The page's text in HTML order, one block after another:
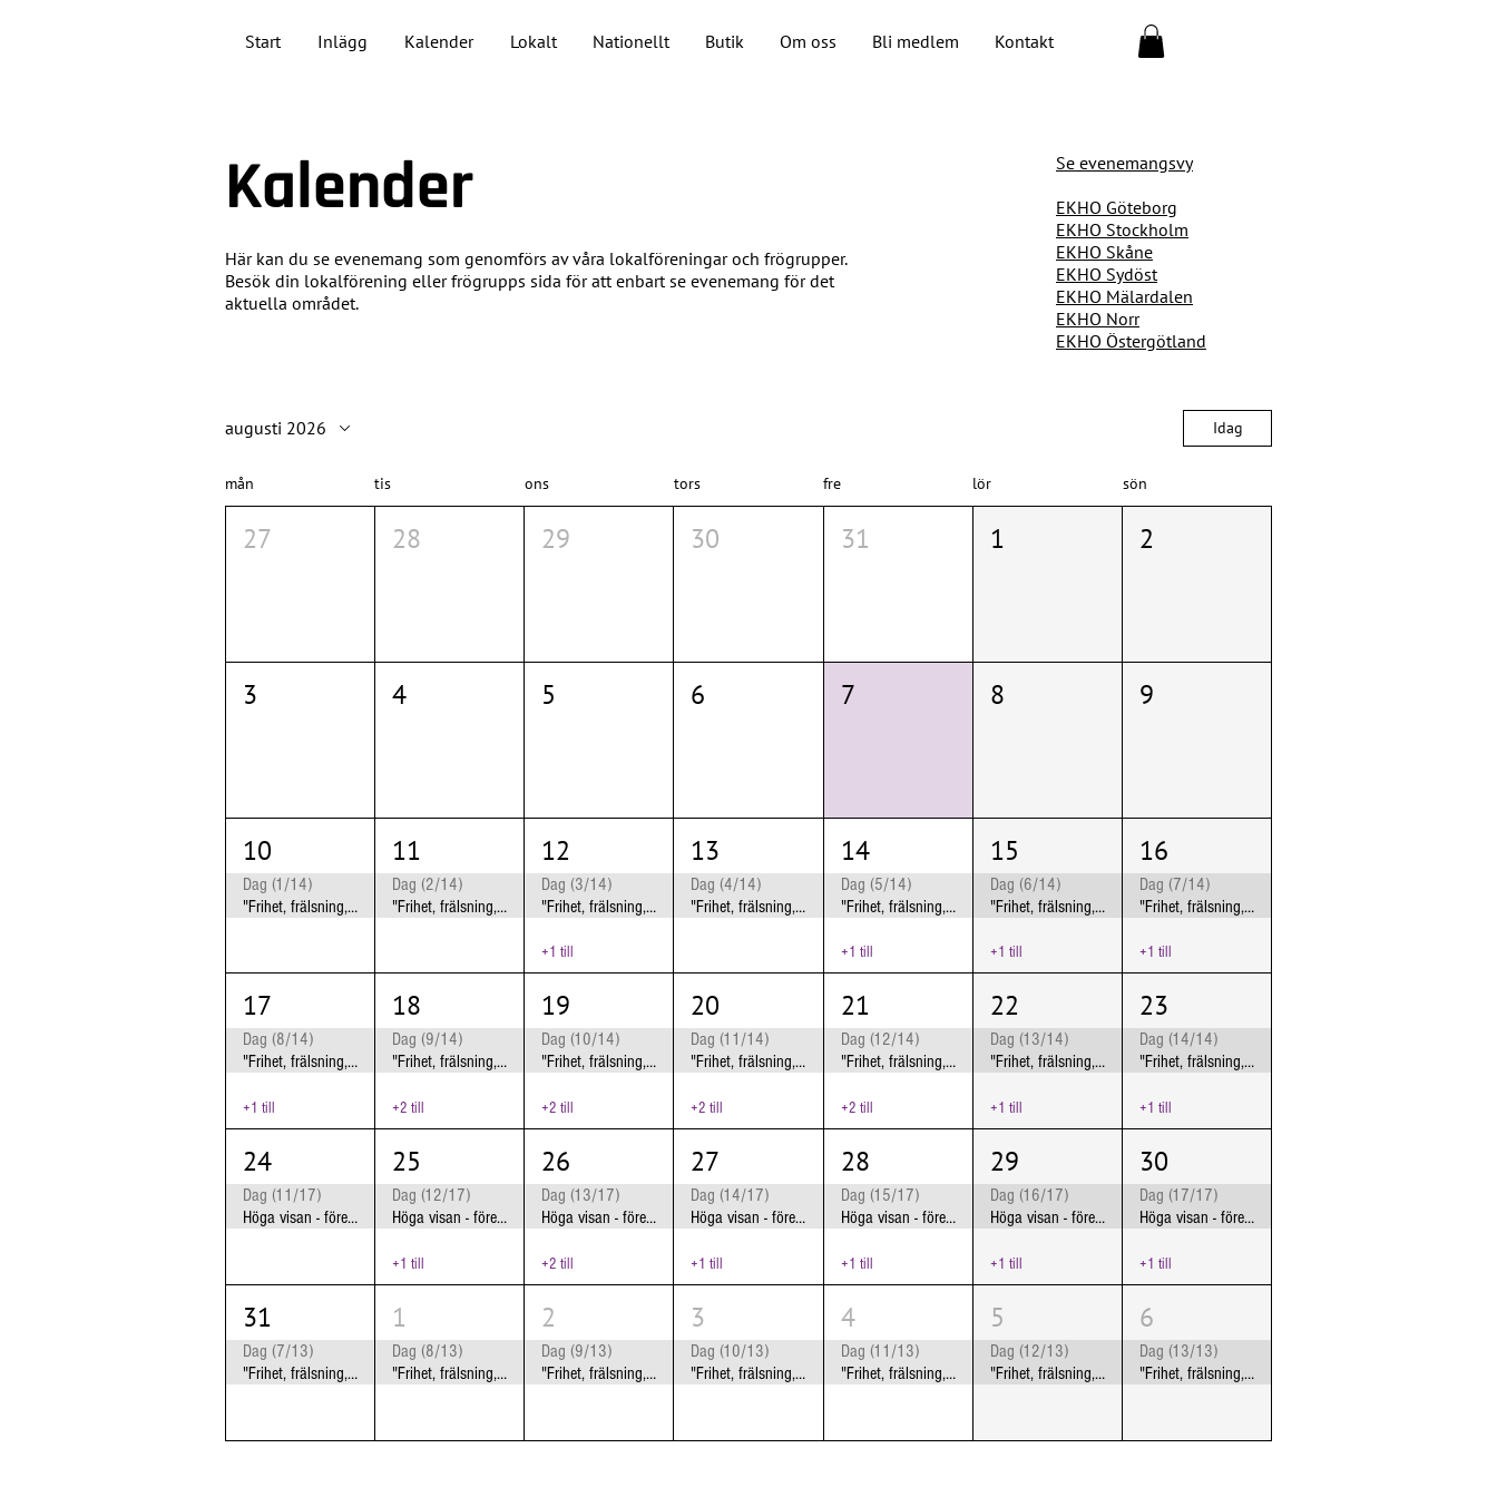
Start Inlägg Kalender Lokalt Nationellt Butik Om oss Bli medlem Kontakt
Kalender
Här kan du se evenemang som genomförs av våra lokalföreningar och frögrupper.
Besök din lokalförening eller frögrupps sida för att enbart se evenemang för det
aktuella området.
Se evenemangsvy
EKHO Göteborg
EKHO Stockholm
EKHO Skåne
EKHO Sydöst
EKHO Mälardalen
EKHO Norr
EKHO Östergötland
augusti 2026 Idag
mån tis ons tors fre lör sön
27 28 29 30 31 1 2
3 4 5 6 7 8 9
10
Dag (1/14)
"Frihet, frälsning, frigörelse" Jönköping
11
Dag (2/14)
"Frihet, frälsning, frigörelse" Jönköping
12
Dag (3/14)
"Frihet, frälsning, frigörelse" Jönköping
+1 till
13
Dag (4/14)
"Frihet, frälsning, frigörelse" Jönköping
14
Dag (5/14)
"Frihet, frälsning, frigörelse" Jönköping
+1 till
15
Dag (6/14)
"Frihet, frälsning, frigörelse" Jönköping
+1 till
16
Dag (7/14)
"Frihet, frälsning, frigörelse" Jönköping
+1 till
17
Dag (8/14)
"Frihet, frälsning, frigörelse" Jönköping
+1 till
18
Dag (9/14)
"Frihet, frälsning, frigörelse" Jönköping
+2 till
19
Dag (10/14)
"Frihet, frälsning, frigörelse" Jönköping
+2 till
20
Dag (11/14)
"Frihet, frälsning, frigörelse" Jönköping
+2 till
21
Dag (12/14)
"Frihet, frälsning, frigörelse" Jönköping
+2 till
22
Dag (13/14)
"Frihet, frälsning, frigörelse" Jönköping
+1 till
23
Dag (14/14)
"Frihet, frälsning, frigörelse" Jönköping
+1 till
24
Dag (11/17)
Höga visan - föreställning om lesbisk kärlek
25
Dag (12/17)
Höga visan - föreställning om lesbisk kärlek
+1 till
26
Dag (13/17)
Höga visan - föreställning om lesbisk kärlek
+2 till
27
Dag (14/17)
Höga visan - föreställning om lesbisk kärlek
+1 till
28
Dag (15/17)
Höga visan - föreställning om lesbisk kärlek
+1 till
29
Dag (16/17)
Höga visan - föreställning om lesbisk kärlek
+1 till
30
Dag (17/17)
Höga visan - föreställning om lesbisk kärlek
+1 till
31
Dag (7/13)
"Frihet, frälsning, frigörelse" Kumla
1
Dag (8/13)
"Frihet, frälsning, frigörelse" Kumla
2
Dag (9/13)
"Frihet, frälsning, frigörelse" Kumla
3
Dag (10/13)
"Frihet, frälsning, frigörelse" Kumla
4
Dag (11/13)
"Frihet, frälsning, frigörelse" Kumla
5
Dag (12/13)
"Frihet, frälsning, frigörelse" Kumla
6
Dag (13/13)
"Frihet, frälsning, frigörelse" Kumla